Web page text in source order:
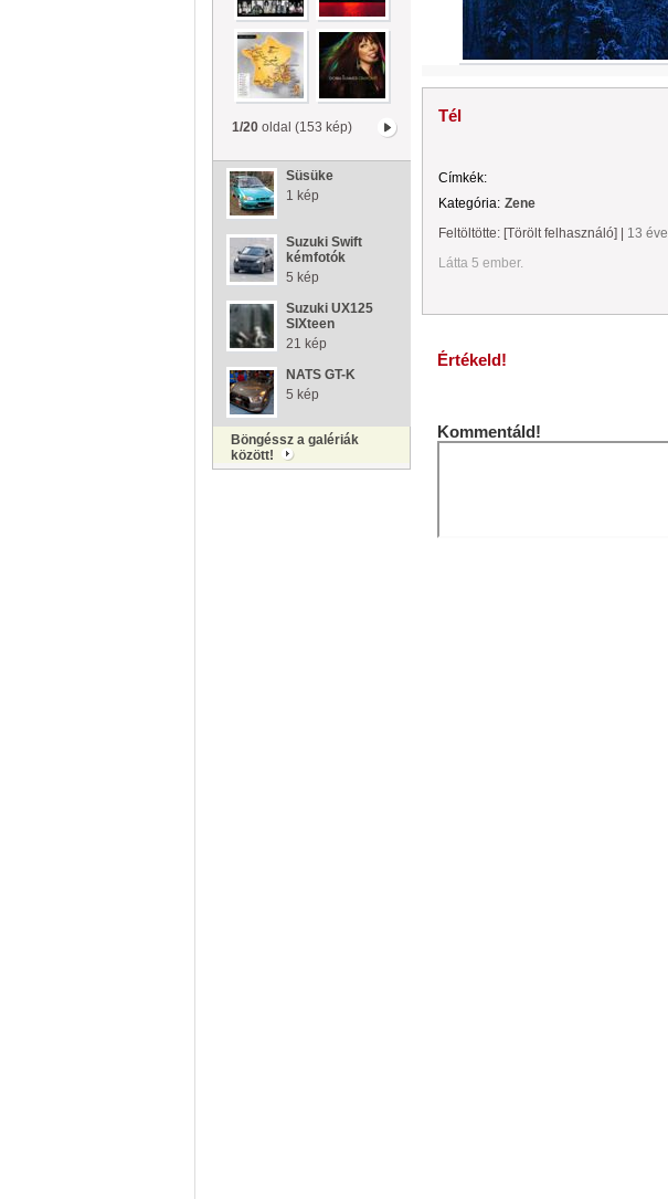
1/20oldal (153 kép)
Süsüke
1 kép
Suzuki Swift
kémfotók
5 kép
Suzuki UX125
SIXteen
21 kép
NATS GT-K
5 kép
Böngéssz a galériák
között!
Tél
Címkék:
Kategória: Zene
Feltöltötte: [Törölt felhasználó]
13 éve
Látta 5 ember.
Értékeld!
Kommentáld!